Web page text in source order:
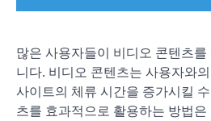
많은 사용자들이 비디오 콘텐츠
니다. 비디오 콘텐츠는 사용자와
사이트의 체류 시간을 증가시킬
츠를 효과적으로 활용하는 방법